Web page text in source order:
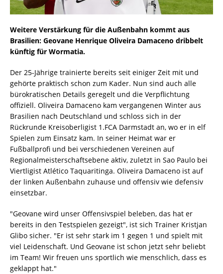
Weitere Verstärkung für die Außenbahn kommt aus
Brasilien: Geovane Henrique Oliveira Damaceno dribbelt
künftig für Wormatia.
Der 25-Jährige trainierte bereits seit einiger Zeit mit und
gehörte praktisch schon zum Kader. Nun sind auch alle
bürokratischen Details geregelt und die Verpflichtung
offiziell. Oliveira Damaceno kam vergangenen Winter aus
Brasilien nach Deutschland und schloss sich in der
Rückrunde Kreisoberligist 1.FCA Darmstadt an, wo er in elf
Spielen zum Einsatz kam. In seiner Heimat war er
Fußballprofi und bei verschiedenen Vereinen auf
Regionalmeisterschaftsebene aktiv, zuletzt in Sao Paulo bei
Viertligist Atlético Taquaritinga. Oliveira Damaceno ist auf
der linken Außenbahn zuhause und offensiv wie defensiv
einsetzbar.
"Geovane wird unser Offensivspiel beleben, das hat er
bereits in den Testspielen gezeigt", ist sich Trainer Kristjan
Glibo sicher. "Er ist sehr stark im 1 gegen 1 und spielt mit
viel Leidenschaft. Und Geovane ist schon jetzt sehr beliebt
im Team! Wir freuen uns sportlich wie menschlich, dass es
geklappt hat."